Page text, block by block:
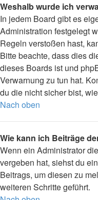
Weshalb wurde ich
In jedem Board gibt es
Administration festgelegt
Regeln verstoßen hast,
Bitte beachte, dass dies
dieses Boards ist und
Verwarnung zu tun hat.
du die nicht sicher bist,
Nach oben
Wie kann ich Beiträge
Wenn ein Administrator
vergeben hat, siehst du
Beitrags, um diesen zu
weiteren Schritte geführt.